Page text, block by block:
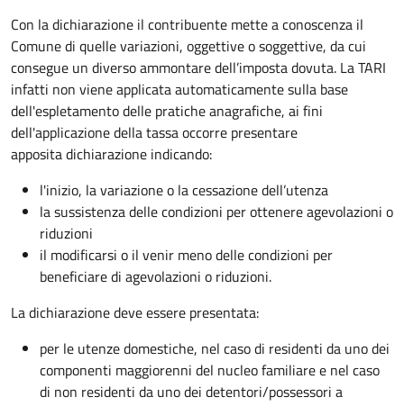
Con la dichiarazione il contribuente mette a conoscenza il
Comune di quelle variazioni, oggettive o soggettive, da cui
consegue un diverso ammontare dell’imposta dovuta. La TARI
infatti non viene applicata automaticamente sulla base
dell'espletamento delle pratiche anagrafiche, ai fini
dell'applicazione della tassa occorre presentare
apposita dichiarazione indicando:
l'inizio, la variazione o la cessazione dell’utenza
la sussistenza delle condizioni per ottenere agevolazioni o
riduzioni
il modificarsi o il venir meno delle condizioni per
beneficiare di agevolazioni o riduzioni.
La dichiarazione deve essere presentata:
per le utenze domestiche, nel caso di residenti da uno dei
componenti maggiorenni del nucleo familiare e nel caso
di non residenti da uno dei detentori/possessori a